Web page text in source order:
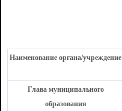
Наименование органа/учреждение
Глава муниципального
образования